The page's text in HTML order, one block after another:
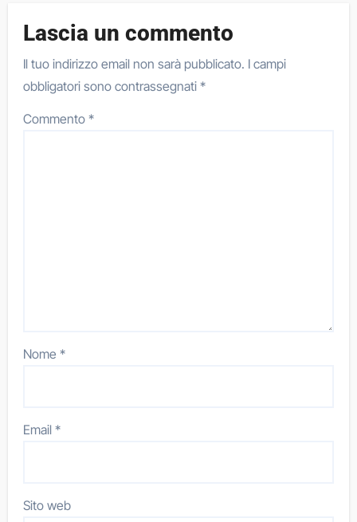
Lascia un commento
Il tuo indirizzo email non sarà pubblicato. I campi
obbligatori sono contrassegnati*
Commento*
Nome*
Email*
Sito web